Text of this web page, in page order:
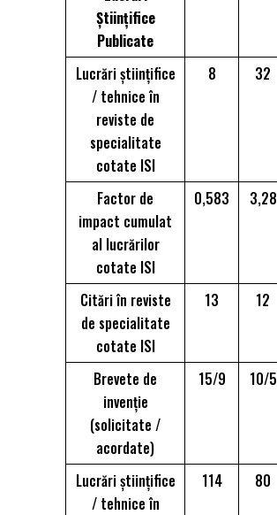
Științifice
Publicate
Lucrări științifice
/ tehnice în
reviste de
specialitate
cotate ISI
8 32
Factor de
impact cumulat
al lucrărilor
cotate ISI
0,583 3,28
Citări în reviste
de specialitate
cotate ISI
13 12
Brevete de
invenție
(solicitate /
acordate)
15/9 10/5
Lucrări științifice
/ tehnice în
114 80